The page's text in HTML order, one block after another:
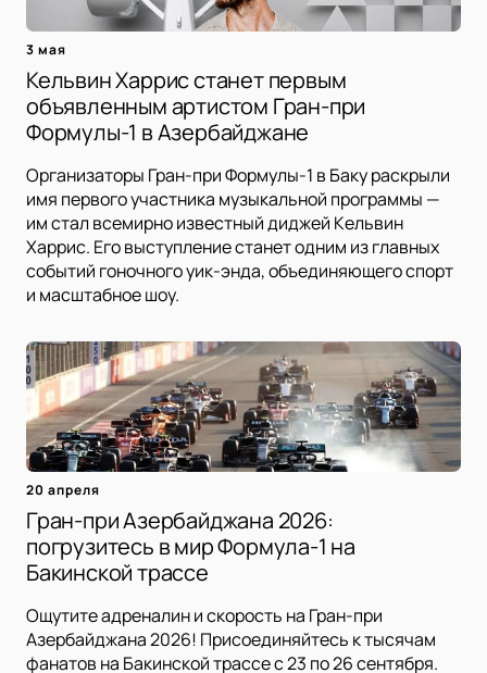
3 мая
Кельвин Харрис станет первым
объявленным артистом Гран-при
Формулы-1 в Азербайджане
Организаторы Гран-при Формулы-1 в Баку раскрыли
имя первого участника музыкальной программы —
им стал всемирно известный диджей Кельвин
Харрис. Его выступление станет одним из главных
событий гоночного уик-энда, объединяющего спорт
и масштабное шоу.
20 апреля
Гран-при Азербайджана 2026:
погрузитесь в мир Формула-1 на
Бакинской трассе
Ощутите адреналин и скорость на Гран-при
Азербайджана 2026! Присоединяйтесь к тысячам
фанатов на Бакинской трассе с 23 по 26 сентября.